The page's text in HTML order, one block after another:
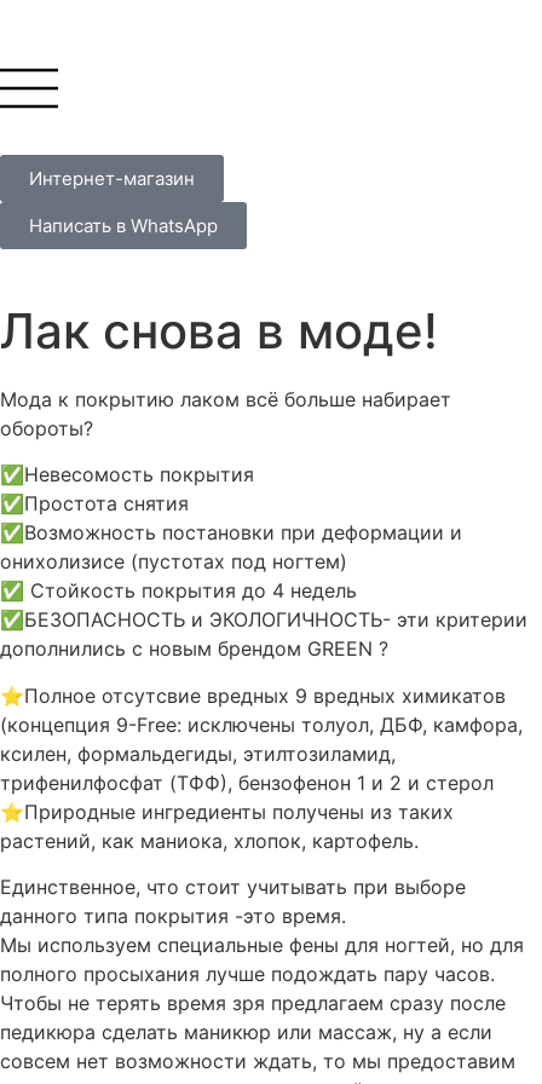
Интернет-магазин
Написать в WhatsApp
Лак снова в моде!
Мода к покрытию лаком всё больше набирает
обороты?
✅Невесомость покрытия
✅Простота снятия
✅Возможность постановки при деформации и
онихолизисе (пустотах под ногтем)
✅ Стойкость покрытия до 4 недель
✅БЕЗОПАСНОСТЬ и ЭКОЛОГИЧНОСТЬ- эти критерии
дополнились с новым брендом GREEN ?
⭐️Полное отсутсвие вредных 9 вредных химикатов
(концепция 9-Free: исключены толуол, ДБФ, камфора,
ксилен, формальдегиды, этилтозиламид,
трифенилфосфат (TФФ), бензофенон 1 и 2 и стерол
⭐️Природные ингредиенты получены из таких
растений, как маниока, хлопок, картофель.
Единственное, что стоит учитывать при выборе
данного типа покрытия -это время.
Мы используем специальные фены для ногтей, но для
полного просыхания лучше подождать пару часов.
Чтобы не терять время зря предлагаем сразу после
педикюра сделать маникюр или массаж, ну а если
совсем нет возможности ждать, то мы предоставим